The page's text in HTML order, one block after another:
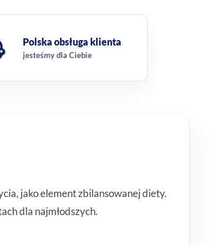
Polska obsługa klienta
jesteśmy dla Ciebie
jako element zbilansowanej diety.
dla najmłodszych.